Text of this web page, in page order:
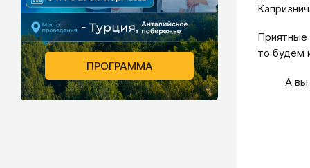
Приятные
то будем
А вы
ПРОГРАММА